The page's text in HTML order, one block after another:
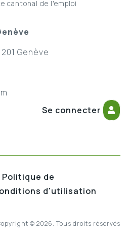
cantonal de l'emploi
Genève
Se connecter
Politique de
d'utilisation
© 2026. Tous droits réservés